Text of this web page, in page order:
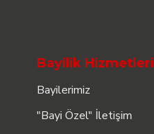
Bayilik Hizmetleri
Bayilerimiz
"Bayi Özel" İletişim